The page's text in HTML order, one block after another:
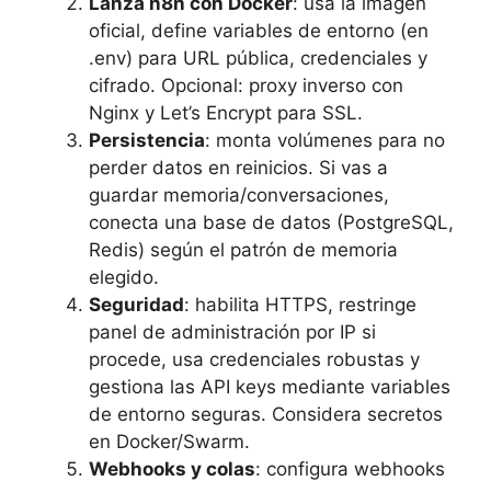
oficial, define variables de entorno (en
.env) para URL pública, credenciales y
cifrado. Opcional: proxy inverso con
Nginx y Let’s Encrypt para SSL.
Persistencia: monta volúmenes para no
perder datos en reinicios. Si vas a
guardar memoria/conversaciones,
conecta una base de datos (PostgreSQL,
Redis) según el patrón de memoria
elegido.
Seguridad: habilita HTTPS, restringe
panel de administración por IP si
procede, usa credenciales robustas y
gestiona las API keys mediante variables
de entorno seguras. Considera secretos
en Docker/Swarm.
Webhooks y colas: configura webhooks